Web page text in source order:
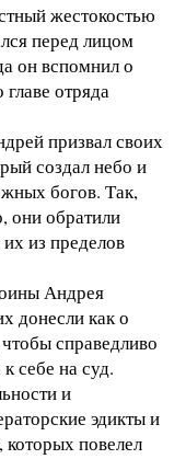
жестокостью
перед лицом
он вспомнил о
отряда
призвал своих
создал небо и
богов. Так,
они обратили
из пределов
Андрея
донесли как о
справедливо
себе на суд.
и
эдикты и
повелел